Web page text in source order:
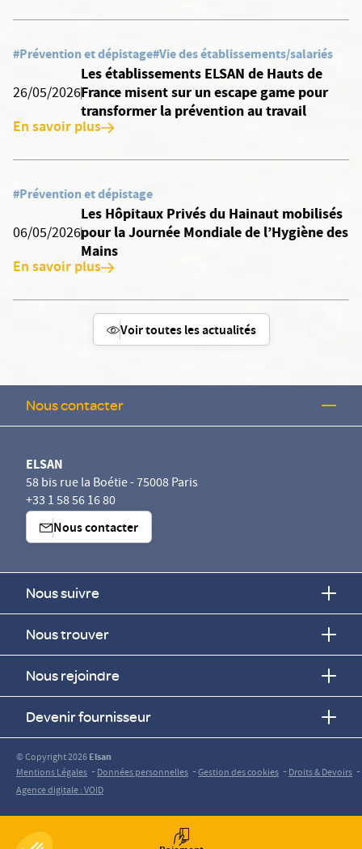
#Prévention et dépistage#Vie des établissements/salariés
26/05/2026
Les établissements ELSAN de Hauts de
France misent sur un escape game pour
transformer la prévention au travail
En savoir plus
#Prévention et dépistage
06/05/2026
Les Hôpitaux Privés du Hainaut mobilisés
pour la Journée Mondiale de l’Hygiène des
Mains
En savoir plus
Voir toutes les actualités
Nous contacter
ELSAN
58 bis rue la Boétie - 75008 Paris
+33 1 58 56 16 80
Nous contacter
Nous suivre
Nous trouver
Nous rejoindre
Devenir fournisseur
© Copyright 2026Elsan
Mentions Légales -Données personnelles -Gestion des cookies -Droits & Devoirs -
Agence digitale : VOID